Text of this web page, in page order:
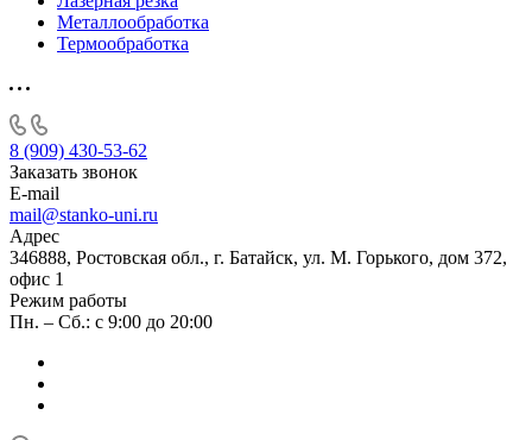
Металлообработка
Термообработка
8 (909) 430-53-62
Заказать звонок
E-mail
mail@stanko-uni.ru
Адрес
346888, Ростовская обл., г. Батайск, ул. М. Горького, дом 372,
офис 1
Режим работы
Пн. – Сб.: с 9:00 до 20:00